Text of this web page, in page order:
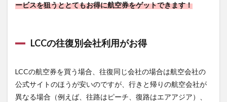
ービスを狙うととてもお得に航空券をゲットできます！
LCCの往復別会社利用がお得
LCCの航空券を買う場合、往復同じ会社の場合は航空会社の
公式サイトのほうが安いのですが、行きと帰りの航空会社が
異なる場合（例えば、往路はピーチ、復路はエアアジア）、